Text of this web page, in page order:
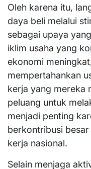
Oleh karena itu,
daya beli melalui
sebagai upaya
iklim usaha yang
ekonomi
mempertahankan
kerja yang mereka
peluang untuk
menjadi penting
berkontribusi
kerja nasional.
Selain menjaga